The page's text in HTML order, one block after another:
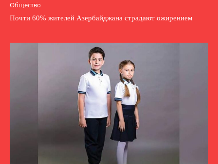
Общество
Почти 60% жителей Азербайджана страдают ожирением